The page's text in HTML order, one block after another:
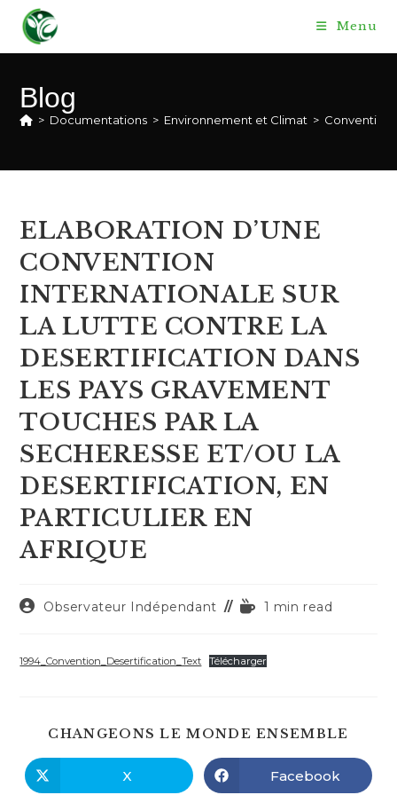
content
Menu
Blog
> Documentations > Environnement et Climat > Conventions
ELABORATION D’UNE
CONVENTION
INTERNATIONALE SUR
LA LUTTE CONTRE LA
DESERTIFICATION DANS
LES PAYS GRAVEMENT
TOUCHES PAR LA
SECHERESSE ET/OU LA
DESERTIFICATION, EN
PARTICULIER EN
AFRIQUE
Auteur/autrice
publication :
Observateur Indépendant
Temps1 min read
1994_Convention_Desertification_Text Télécharger
CHANGEONS LE MONDE ENSEMBLE
Ouvrir
X Ouvrir
Facebook